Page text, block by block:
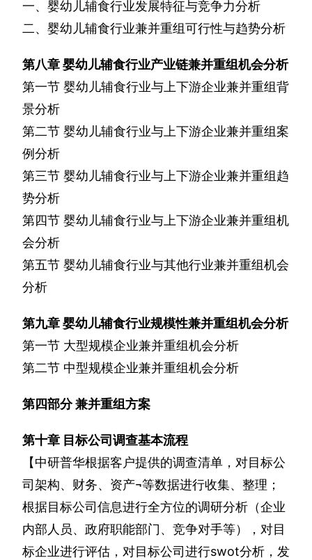
一、婴幼儿辅食行业发展特征与竞争力分析
二、婴幼儿辅食行业兼并重组可行性与趋势分析
第八章婴幼儿辅食行业产业链兼并重组机会分析
第一节 婴幼儿辅食行业与上下游企业兼并重组背
景分析
第二节 婴幼儿辅食行业与上下游企业兼并重组案
例分析
第三节 婴幼儿辅食行业与上下游企业兼并重组趋
势分析
第四节 婴幼儿辅食行业与上下游企业兼并重组机
会分析
第五节 婴幼儿辅食行业与其他行业兼并重组机会
分析
第九章婴幼儿辅食行业规模性兼并重组机会分析
第一节 大型规模企业兼并重组机会分析
第二节 中型规模企业兼并重组机会分析
第四部分兼并重组方案
第十章 目标公司调查基本流程
【中研普华根据客户提供的调查清单，对目标公
司架构、财务、资产¬等数据进行收集、整理；
根据目标公司信息进行全方位的调研分析（企业
内部人员、政府职能部门、竞争对手等），对目
标企业进行评估，对目标公司进行swot分析，发